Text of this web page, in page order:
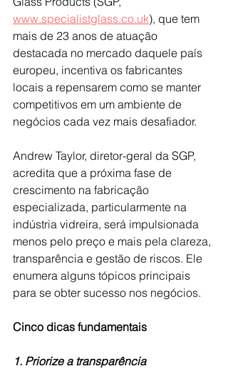
www.specialistglass.co.uk), que tem
mais de 23 anos de atuação
destacada no mercado daquele país
europeu, incentiva os fabricantes
locais a repensarem como se manter
competitivos em um ambiente de
negócios cada vez mais desafiador.
Andrew Taylor, diretor-geral da SGP,
acredita que a próxima fase de
crescimento na fabricação
especializada, particularmente na
indústria vidreira, será impulsionada
menos pelo preço e mais pela clareza,
transparência e gestão de riscos. Ele
enumera alguns tópicos principais
para se obter sucesso nos negócios.
Cinco dicas fundamentais
1. Priorize a transparência